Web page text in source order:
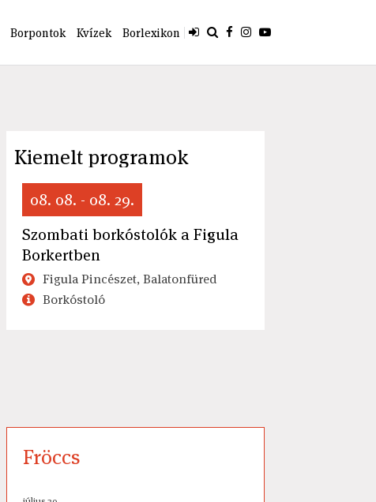
Borpontok Kvízek Borlexikon
Kiemelt programok
08. 08. - 08. 29.
Szombati borkóstolók a Figula
Borkertben
Figula Pincészet, Balatonfüred
Borkóstoló
Fröccs